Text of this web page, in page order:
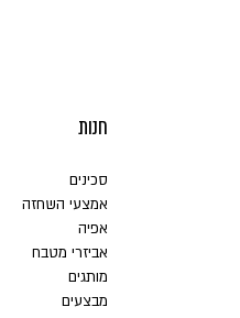
חנות
סכינים
אמצעי השחזה
אפיה
אביזרי מטבח
מותגים
מבצעים